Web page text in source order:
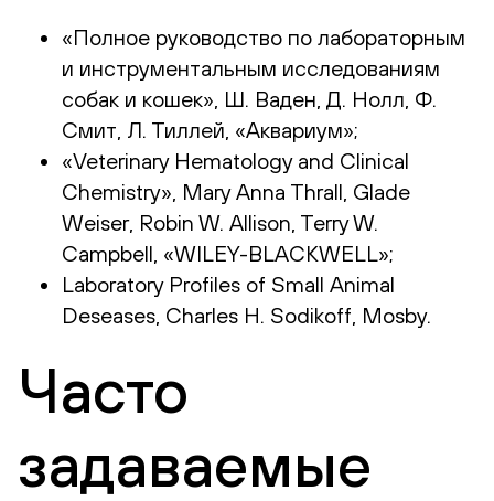
«Полное руководство по лабораторным
и инструментальным исследованиям
собак и кошек», Ш. Ваден, Д. Нолл, Ф.
Смит, Л. Тиллей, «Аквариум»;
«Veterinary Hematology and Clinical
Chemistry», Mary Anna Thrall, Glade
Weiser, Robin W. Allison, Terry W.
Campbell, «WILEY-BLACKWELL»;
Laboratory Profiles of Small Animal
Deseases, Charles H. Sodikoff, Mosby.
Часто
задаваемые